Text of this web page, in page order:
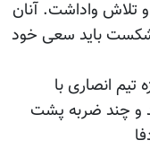
تلاش واداشت. آنان
شکست باید سعی خود
انصاری با
و چند ضربه پشت